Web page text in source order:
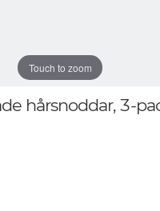
Touch to zoom
hårsnoddar, 3-